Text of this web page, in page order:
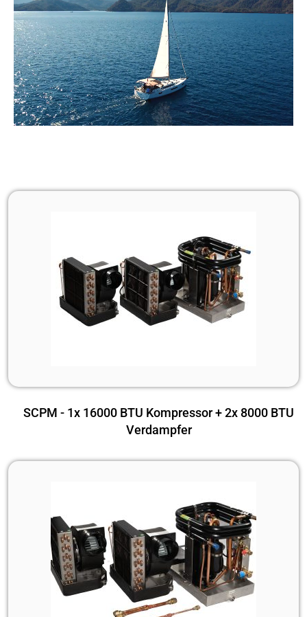
SCPM - 1x 16000 BTU Kompressor + 2x 8000 BTU
Verdampfer